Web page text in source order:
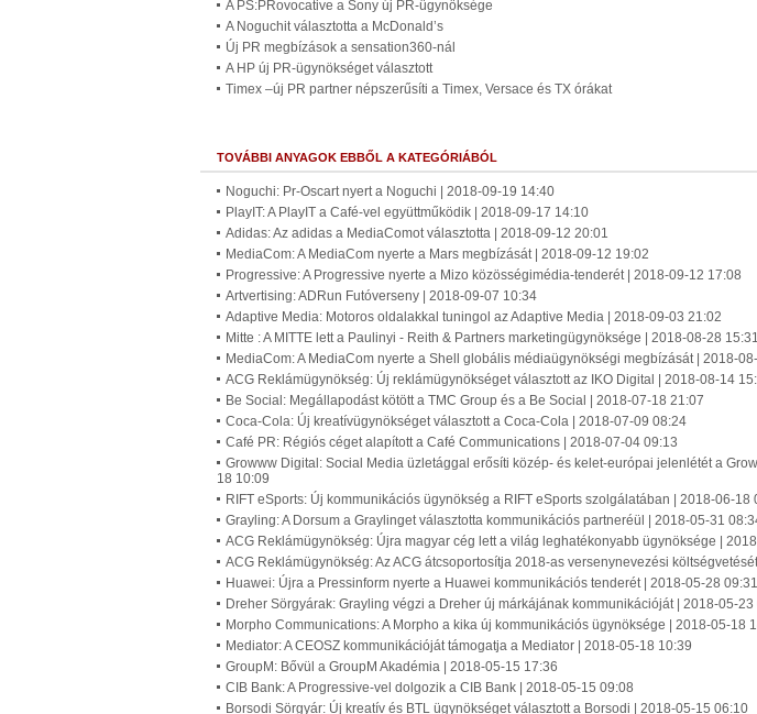
A PS:PRovocative a Sony új PR-ügynöksége
A Noguchit választotta a McDonald’s
Új PR megbízások a sensation360-nál
A HP új PR-ügynökséget választott
Timex –új PR partner népszerűsíti a Timex, Versace és TX órákat
TOVÁBBI ANYAGOK EBBŐL A KATEGÓRIÁBÓL
Noguchi: Pr-Oscart nyert a Noguchi | 2018-09-19 14:40
PlayIT: A PlayIT a Café-vel együttműködik | 2018-09-17 14:10
Adidas: Az adidas a MediaComot választotta | 2018-09-12 20:01
MediaCom: A MediaCom nyerte a Mars megbízását | 2018-09-12 19:02
Progressive: A Progressive nyerte a Mizo közösségimédia-tenderét | 2018-09-12 17:08
Artvertising: ADRun Futóverseny | 2018-09-07 10:34
Adaptive Media: Motoros oldalakkal tuningol az Adaptive Media | 2018-09-03 21:02
Mitte : A MITTE lett a Paulinyi - Reith & Partners marketingügynöksége | 2018-08-28 15:31
MediaCom: A MediaCom nyerte a Shell globális médiaügynökségi megbízását | 2018-
ACG Reklámügynökség: Új reklámügynökséget választott az IKO Digital | 2018-08-14
Be Social: Megállapodást kötött a TMC Group és a Be Social | 2018-07-18 21:07
Coca-Cola: Új kreatívügynökséget választott a Coca-Cola | 2018-07-09 08:24
Café PR: Régiós céget alapított a Café Communications | 2018-07-04 09:13
Growww Digital: Social Media üzletággal erősíti közép- és kelet-európai jelenlétét a
18 10:09
RIFT eSports: Új kommunikációs ügynökség a RIFT eSports szolgálatában | 2018-06-18
Grayling: A Dorsum a Graylinget választotta kommunikációs partneréül | 2018-05-31
ACG Reklámügynökség: Újra magyar cég lett a világ leghatékonyabb ügynöksége |
ACG Reklámügynökség: Az ACG átcsoportosítja 2018-as versenynevezési
Huawei: Újra a Pressinform nyerte a Huawei kommunikációs tenderét | 2018-05-28 09:31
Dreher Sörgyárak: Grayling végzi a Dreher új márkájának kommunikációját | 2018-05-23
Morpho Communications: A Morpho a kika új kommunikációs ügynöksége | 2018-05-18
Mediator: A CEOSZ kommunikációját támogatja a Mediator | 2018-05-18 10:39
GroupM: Bővül a GroupM Akadémia | 2018-05-15 17:36
CIB Bank: A Progressive-vel dolgozik a CIB Bank | 2018-05-15 09:08
Borsodi Sörgyár: Új kreatív és BTL ügynökséget választott a Borsodi | 2018-05-15 06:10